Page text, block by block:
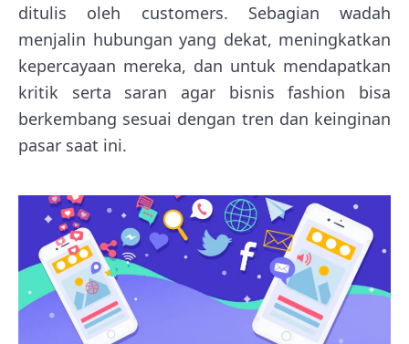
ditulis oleh customers. Sebagian wadah
menjalin hubungan yang dekat, meningkatkan
kepercayaan mereka, dan untuk mendapatkan
kritik serta saran agar bisnis fashion bisa
berkembang sesuai dengan tren dan keinginan
pasar saat ini.